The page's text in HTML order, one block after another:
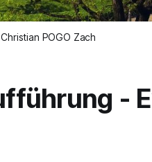
POGO Zach
-